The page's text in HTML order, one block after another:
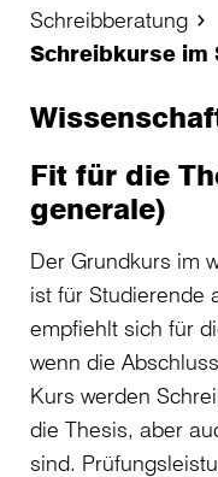
Schreibberatung
Schreibkurse im
Fit für die
generale)
Der Grundkurs im
ist für Studierende
empfiehlt sich für
wenn die
Kurs werden
die Thesis, aber
sind.